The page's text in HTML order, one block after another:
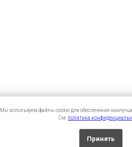
Мы используем файлы cookie для обеспечения
См. политика
Принять